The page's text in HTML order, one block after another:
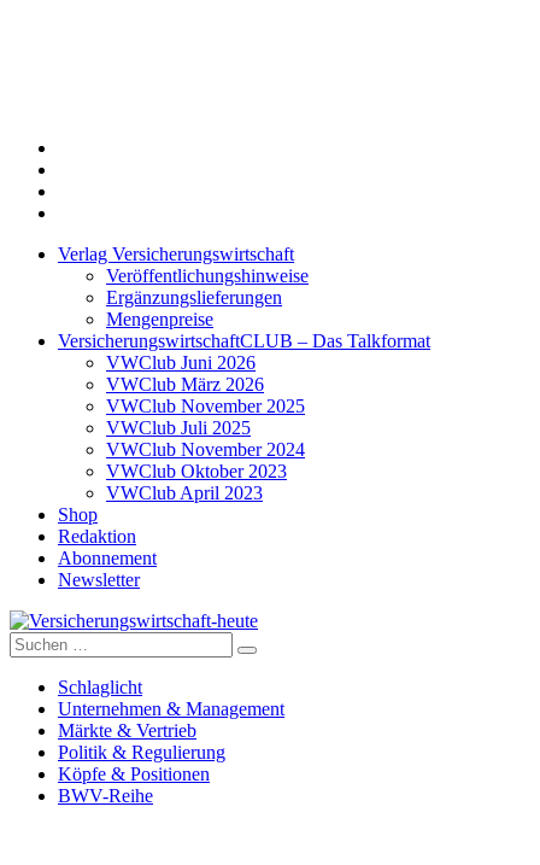
Verlag Versicherungswirtschaft
Veröffentlichungshinweise
Ergänzungslieferungen
Mengenpreise
VersicherungswirtschaftCLUB – Das Talkformat
VWClub Juni 2026
VWClub März 2026
VWClub November 2025
VWClub Juli 2025
VWClub November 2024
VWClub Oktober 2023
VWClub April 2023
Shop
Redaktion
Abonnement
Newsletter
Versicherungswirtschaft-heute
Suche
nach:
Schlaglicht
Unternehmen & Management
Märkte & Vertrieb
Politik & Regulierung
Köpfe & Positionen
BWV-Reihe